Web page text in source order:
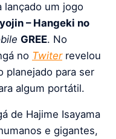
lançado um jogo
– Hangeki no
GREE. No
no Twiterrevelou
planejado para ser
algum portátil.
de Hajime Isayama
e gigantes,